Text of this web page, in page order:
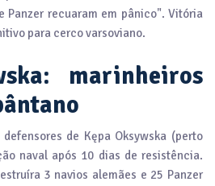
Panzer recuaram em pânico". Vitória
para cerco varsoviano.
marinheiros
de Kępa Oksywska (perto
naval após 10 dias de resistência.
3 navios alemães e 25 Panzer